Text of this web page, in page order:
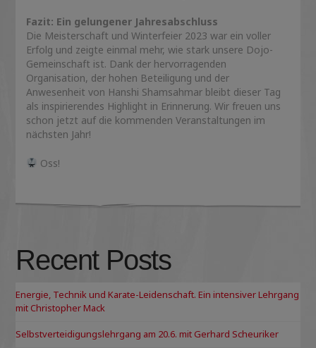
Fazit: Ein gelungener Jahresabschluss
Die Meisterschaft und Winterfeier 2023 war ein voller
Erfolg und zeigte einmal mehr, wie stark unsere Dojo-
Gemeinschaft ist. Dank der hervorragenden
Organisation, der hohen Beteiligung und der
Anwesenheit von Hanshi Shamsahmar bleibt dieser Tag
als inspirierendes Highlight in Erinnerung. Wir freuen uns
schon jetzt auf die kommenden Veranstaltungen im
nächsten Jahr!
Oss!
Recent Posts
Energie, Technik und Karate-Leidenschaft. Ein intensiver Lehrgang
mit Christopher Mack
Selbstverteidigungslehrgang am 20.6. mit Gerhard Scheuriker